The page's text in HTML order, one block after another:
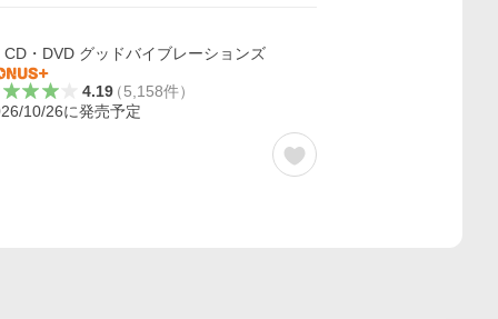
CD・DVD グッドバイブレーションズ
4.19（5,158件）
10/26に発売予定